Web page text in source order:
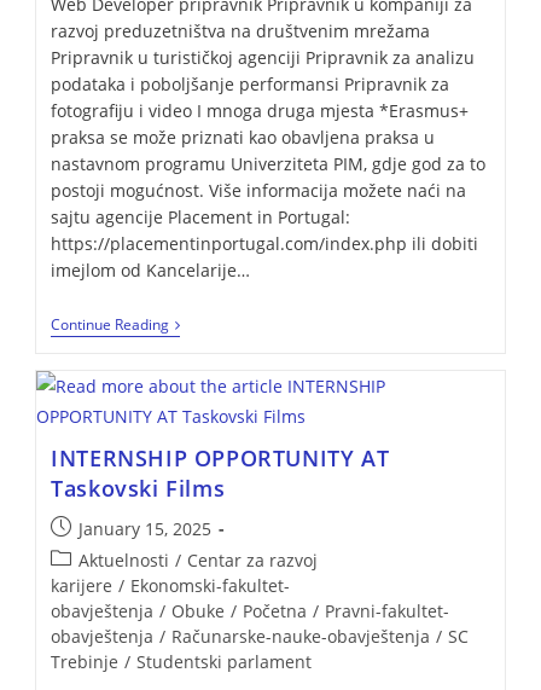
razvoj preduzetništva na društvenim mrežama
Pripravnik u turističkoj agenciji Pripravnik za analizu
podataka i poboljšanje performansi Pripravnik za
fotografiju i video I mnoga druga mjesta *Erasmus+
praksa se može priznati kao obavljena praksa u
nastavnom programu Univerziteta PIM, gdje god za to
postoji mogućnost. Više informacija možete naći na
sajtu agencije Placement in Portugal:
https://placementinportugal.com/index.php ili dobiti
imejlom od Kancelarije…
Continue Reading
INTERNSHIP OPPORTUNITY AT
Taskovski Films
January 15, 2025
Aktuelnosti / Centar za razvoj
karijere / Ekonomski-fakultet-
obavještenja / Obuke / Početna / Pravni-fakultet-
obavještenja / Računarske-nauke-obavještenja / SC
Trebinje / Studentski parlament